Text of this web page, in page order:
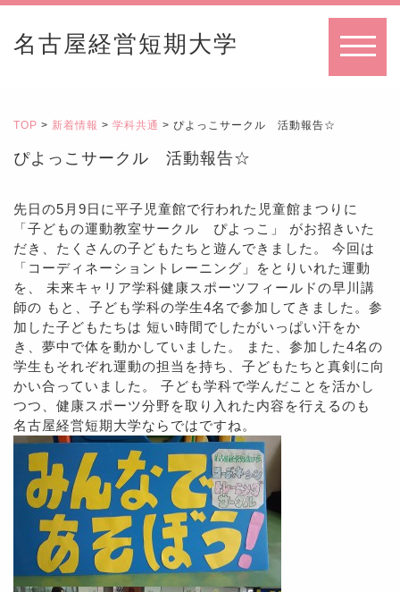
名古屋経営短期大学
TOP > 新着情報 > 学科共通 > ぴよっこサークル 活動報告☆
ぴよっこサークル 活動報告☆
先日の5月9日に平子児童館で行われた児童館まつりに
「子どもの運動教室サークル ぴよっこ」 がお招きいた
だき、たくさんの子どもたちと遊んできました。 今回は
「コーディネーショントレーニング」をとりいれた運動
を、 未来キャリア学科健康スポーツフィールドの早川講
師の もと、子ども学科の学生4名で参加してきました。参
加した子どもたちは 短い時間でしたがいっぱい汗をか
き、夢中で体を動かしていました。 また、参加した4名の
学生もそれぞれ運動の担当を持ち、子どもたちと真剣に向
かい合っていました。 子ども学科で学んだことを活かし
つつ、健康スポーツ分野を取り入れた内容を行えるのも
名古屋経営短期大学ならではですね。